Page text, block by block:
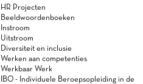
HR Projecten
Beeldwoordenboeken
Instroom
Uitstroom
Diversiteit en inclusie
Werken aan competenties
Werkbaar Werk
IBO - Individuele Beroepsopleiding in de